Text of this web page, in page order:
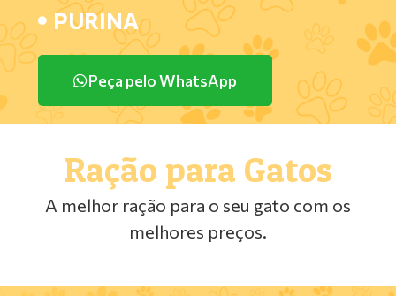
PURINA
Peça pelo WhatsApp
Ração para Gatos
A melhor ração para o seu gato com os
melhores preços.